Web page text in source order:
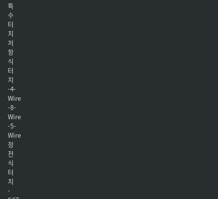
특
수
터
치
저
항
식
터
치
-4-
Wire
-8-
Wire
-5-
Wire
정
전
식
터
치
-